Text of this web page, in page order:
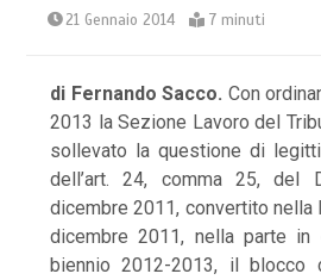
21 Gennaio 2014 7 minuti
di Fernando Sacco. Con
2013 la Sezione Lavoro del
sollevato la questione di
dell’art. 24, comma 25, del
dicembre 2011, convertito nella
dicembre 2011, nella parte in
biennio 2012-2013, il blocco